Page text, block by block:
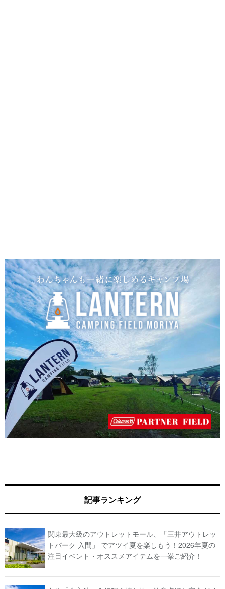
記事ランキング
関東最大級のアウトレットモール、「三井アウトレッ
トパーク 入間」 でアツイ夏を楽しもう！2026年夏の
注目イベント・オススメアイテムを一挙ご紹介！